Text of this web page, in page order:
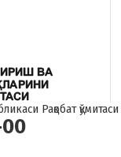
Рақобат қўмитаси